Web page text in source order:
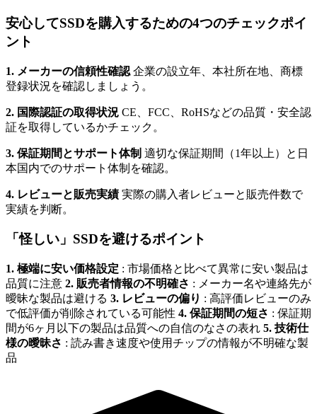
安心してSSDを購入するための4つのチェックポイ
ント
1. メーカーの信頼性確認 企業の設立年、本社所在地、商標
登録状況を確認しましょう。
2. 国際認証の取得状況 CE、FCC、RoHSなどの品質・安全認
証を取得しているかチェック。
3. 保証期間とサポート体制 適切な保証期間（1年以上）と日
本国内でのサポート体制を確認。
4. レビューと販売実績 実際の購入者レビューと販売件数で
実績を判断。
「怪しい」SSDを避けるポイント
1. 極端に安い価格設定 : 市場価格と比べて異常に安い製品は
品質に注意 2. 販売者情報の不明確さ : メーカー名や連絡先が
曖昧な製品は避ける 3. レビューの偏り : 高評価レビューのみ
で低評価が削除されている可能性 4. 保証期間の短さ : 保証期
間が6ヶ月以下の製品は品質への自信のなさの表れ 5. 技術仕
様の曖昧さ : 読み書き速度や使用チップの情報が不明確な製
品